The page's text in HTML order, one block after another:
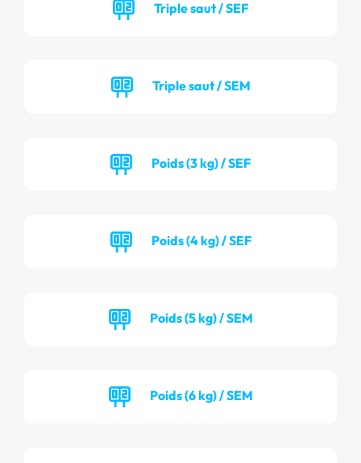
Triple saut / SEF
Triple saut / SEM
Poids (3 kg) / SEF
Poids (4 kg) / SEF
Poids (5 kg) / SEM
Poids (6 kg) / SEM